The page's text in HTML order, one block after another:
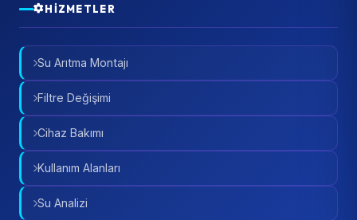
HIZMETLER
Su Arıtma Montajı
Filtre Değişimi
Cihaz Bakımı
Kullanım Alanları
Su Analizi